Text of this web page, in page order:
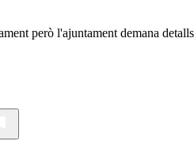
però l'ajuntament demana